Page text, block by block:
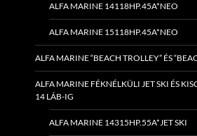
ALFA MARINE 14118HP.45A*NEO
ALFA MARINE 15118HP.45A*NEO
ALFA MARINE “BEACH TROLLEY” ÉS
ALFA MARINE FÉKNÉLKÜLI JET SKI ÉS
14 LÁB-IG
ALFA MARINE 14315HP.55A*JET SKI